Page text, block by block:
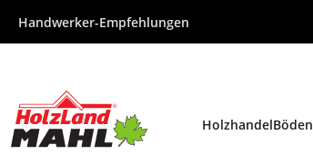
Handwerker-Empfehlungen
Holzhandel
. Böden
.